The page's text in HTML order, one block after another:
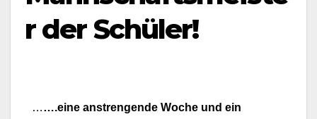
r der Schüler!
…….eine anstrengende Woche und ein